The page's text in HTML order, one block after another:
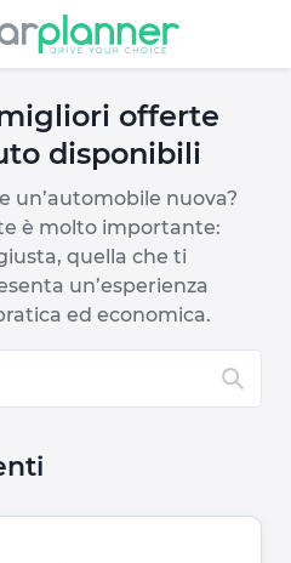
offerte
disponibili
un’automobile nuova?
è molto importante:
quella che ti
un’esperienza
ed economica.